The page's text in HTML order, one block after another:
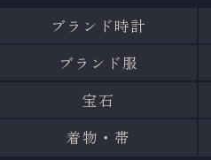
ブランド時計
ブランド服
宝石
着物・帯